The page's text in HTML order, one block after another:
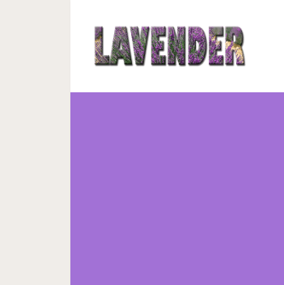
Берем
блюдо,